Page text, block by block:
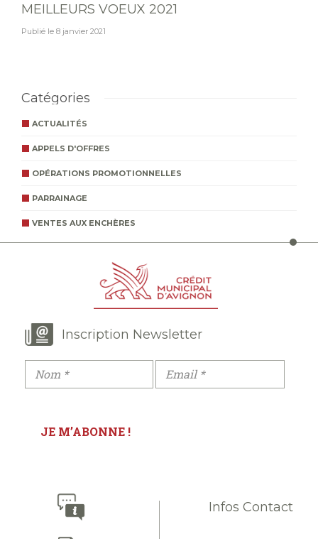
MEILLEURS VOEUX 2021
Publié le 8 janvier 2021
Catégories
ACTUALITÉS
APPELS D'OFFRES
OPÉRATIONS PROMOTIONNELLES
PARRAINAGE
VENTES AUX ENCHÈRES
Inscription Newsletter
Infos Contact